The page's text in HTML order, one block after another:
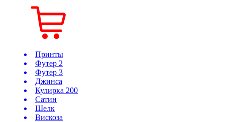
Принты
Футер 2
Футер 3
Джинса
Кулирка 200
Сатин
Шелк
Вискоза